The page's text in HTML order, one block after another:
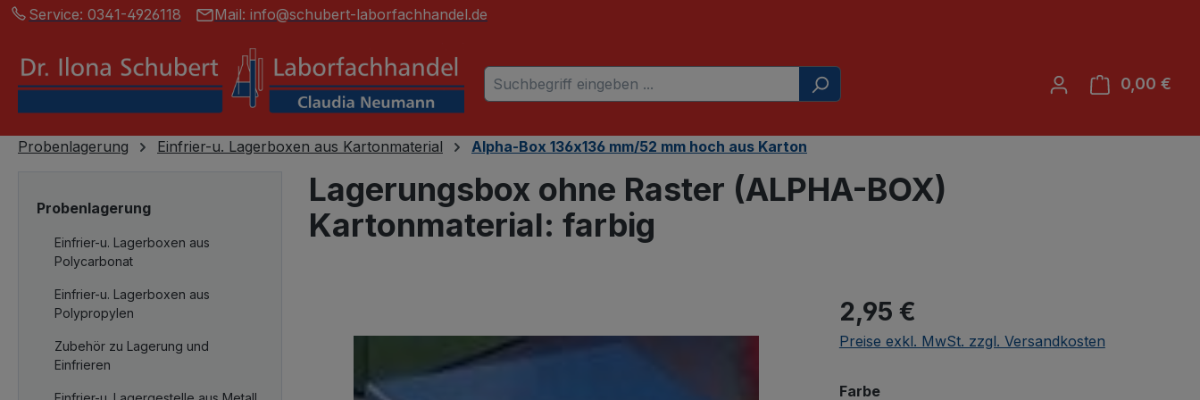
Zur Hauptnavigation springen
Service: 0341-4926118 Mail: info@schubert-laborfachhandel.de
0,00 €
Probenlagerung Einfrier-u. Lagerboxen aus Kartonmaterial Alpha-Box 136x136 mm/52 mm hoch aus Karton
Probenlagerung
Einfrier-u. Lagerboxen aus
Polycarbonat
Einfrier-u. Lagerboxen aus
Polypropylen
Zubehör zu Lagerung und
Einfrieren
Lagerungsbox ohne Raster (ALPHA-BOX)
Kartonmaterial: farbig
2,95 €
Preise exkl. MwSt. zzgl. Versandkosten
Farbeauswählen